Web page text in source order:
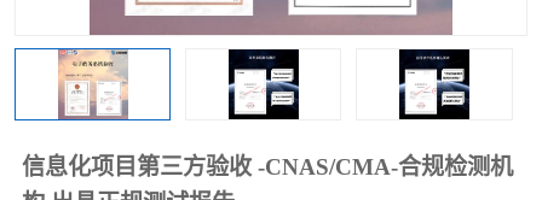
信息化项目第三方验收 -CNAS/CMA-合规检测机